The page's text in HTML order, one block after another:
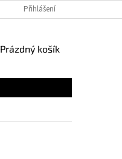
Přihlášení
NÁKUPNÍ
Prázdný košík